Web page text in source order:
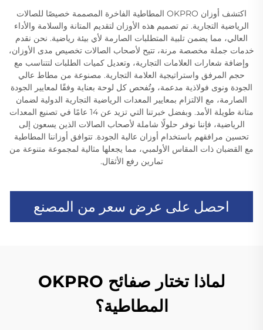
اكتشف أوزان OKPRO المطاطية الفاخرة المصممة خصيصًا للصالات
الرياضية التجارية. تم تصميم هذه الأوزان لتقديم المتانة والسلامة والأداء
العالي، مما يضمن تلبية المتطلبات الصارمة لأي بيئة رياضية. نحن نقدم
خدمات جملة مخصصة مرنة، تتيح لأصحاب الصالات تخصيص مدى الأوزان،
وإضافة شعارات العلامات التجارية، وتعديل كميات الطلبات لتتناسب مع
حجم المرفق واستراتيجية العلامة التجارية. مصنوعة من مطاط عالي
الجودة ونوى فولاذية مدعمة، وتُفحص كل لوحة بعناية وفقًا لمعايير الجودة
الصارمة، مع الالتزام بمعايير المعدات الرياضية التجارية الدولية لضمان
متانة طويلة الأمد. وبفضل خبرتنا التي تزيد عن 14 عامًا في تصنيع المعدات
الرياضية، فإننا نوفر حلولًا شاملة لأصحاب الصالات الذين يسعون إلى
تحسين مرافقهم باستخدام أوزان عالية الجودة. تتوافق أوزاننا المطاطية
مع القضبان ذات المقاس الأولمبي، مما يجعلها مثالية لمجموعة متنوعة من
تمارين رفع الأثقال.
احصل على عرض سعر من المصنع
لماذا تختار صفائح OKPRO
المطاطية؟